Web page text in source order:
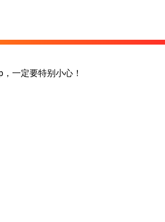
一定要特别小心！